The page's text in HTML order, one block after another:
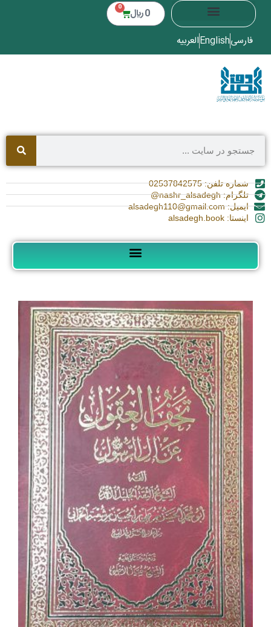
0 ﷼ 0
فارسیEnglishالعربیه
شماره تلفن: 02537842575
تلگرام: nashr_alsadegh@
ایمیل: alsadegh110@gmail.com
اینستا: alsadegh.book